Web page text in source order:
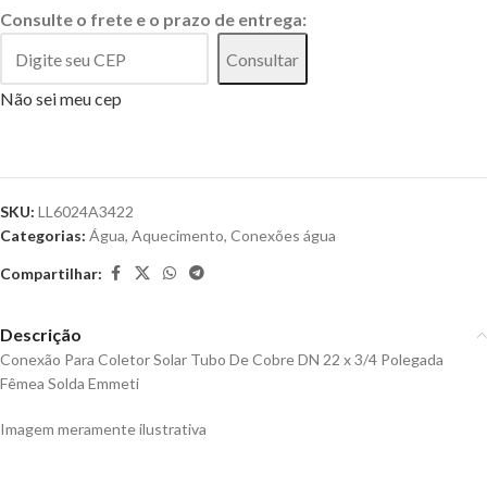
Consulte o frete e o prazo de entrega:
Consultar
Não sei meu cep
SKU: LL6024A3422
Categorias: Água, Aquecimento, Conexões água
Compartilhar:
Descrição
Conexão Para Coletor Solar Tubo De Cobre DN 22 x 3/4 Polegada
Fêmea Solda Emmeti
Imagem meramente ilustrativa